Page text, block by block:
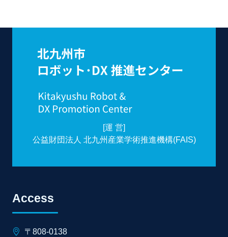
[運 営]
公益財団法人 北九州産業学術推進機構(FAIS)
Access
〒808-0138